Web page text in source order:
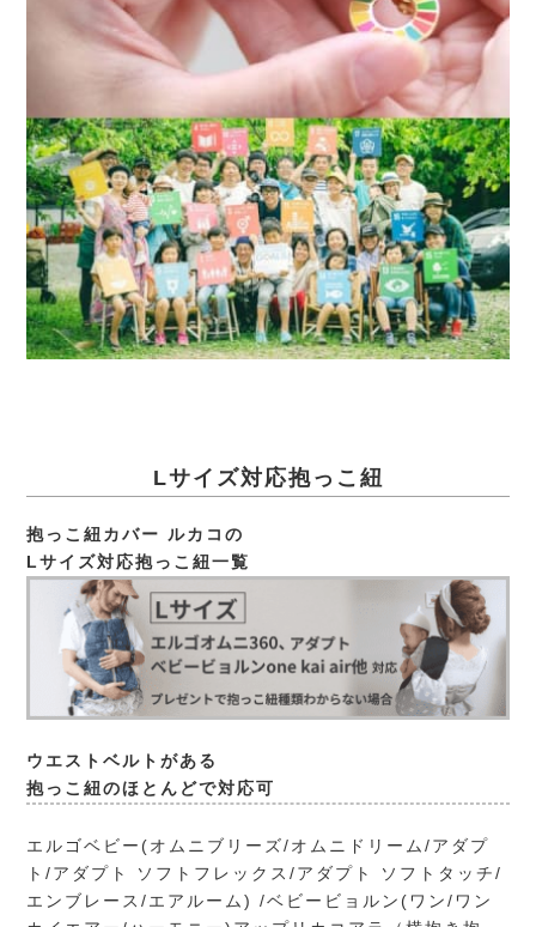
Lサイズ対応抱っこ紐
抱っこ紐カバー ルカコの
Lサイズ対応抱っこ紐一覧
ウエストベルトがある
抱っこ紐のほとんどで対応可
エルゴベビー(オムニブリーズ/オムニドリーム/アダプ
ト/アダプト ソフトフレックス/アダプト ソフトタッチ/
エンブレース/エアルーム) /ベビービョルン(ワン/ワン